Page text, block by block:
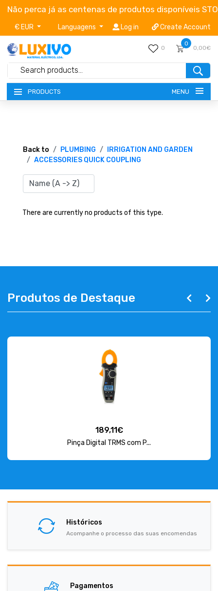
Não perca já as centenas de produtos disponíveis
€ EUR Languagens Log in Create Account
0
0
0,00€
PRODUCTS MENU
TERMS OF SERVICE
Back to PLUMBING
IRRIGATION AND GARDEN
ACCESSORIES QUICK COUPLING
There are currently no products of this type.
Produtos de Destaque
189,11€
Pinça Digital TRMS com P...
Históricos
Acompanhe o processo das suas encomendas
Pagamentos